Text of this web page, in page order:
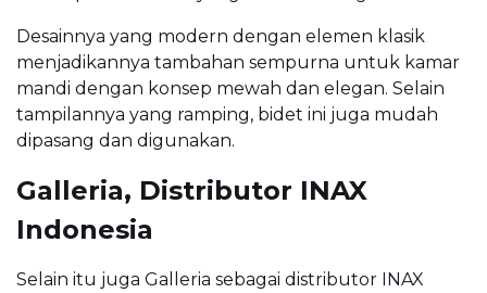
Desainnya yang modern dengan elemen klasik
menjadikannya tambahan sempurna untuk kamar
mandi dengan konsep mewah dan elegan. Selain
tampilannya yang ramping, bidet ini juga mudah
dipasang dan digunakan.
Galleria, Distributor INAX
Indonesia
Selain itu juga Galleria sebagai distributor INAX